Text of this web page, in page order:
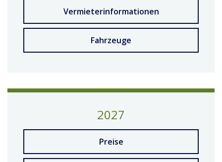
Vermieterinformationen
Fahrzeuge
2027
Preise